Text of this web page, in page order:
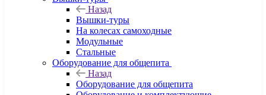
Назад
Вышки-туры
На колесах самоходные
Модульные
Стальные
Оборудование для общепита
Назад
Оборудование для общепита